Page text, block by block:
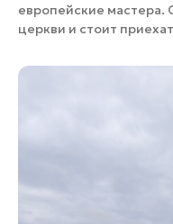
европейские мастера.
церкви и стоит